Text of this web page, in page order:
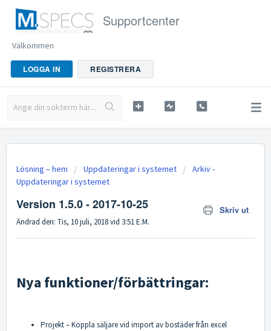
Supportcenter
Välkommen
LOGGA IN REGISTRERA
Lösning – hem Uppdateringar i systemet
Arkiv -
Uppdateringar i systemet
Version 1.5.0 - 2017-10-25 Skriv ut
Ändrad den: Tis, 10 juli, 2018 vid 3:51 E.M.
Nya funktioner/förbättringar:
Projekt – Koppla säljare vid import av bostäder från excel